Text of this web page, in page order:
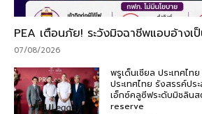
PEA เตือนภัย! ระวังมิจฉาชีพแอบอ้างเ
07/08/2026
พรูเด็นเชียล ประเทศไ
ประเทศไทย รังสรรค์ป
เอ็กซ์คลูซีฟระดับมิชลิน
reserve